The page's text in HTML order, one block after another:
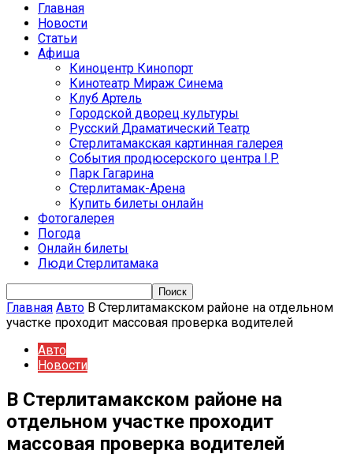
Главная
Новости
Статьи
Афиша
Киноцентр Кинопорт
Кинотеатр Мираж Синема
Клуб Артель
Городской дворец культуры
Русский Драматический Театр
Стерлитамакская картинная галерея
События продюсерского центра I.P.
Парк Гагарина
Стерлитамак-Арена
Купить билеты онлайн
Фотогалерея
Погода
Онлайн билеты
Люди Стерлитамака
Главная Авто В Стерлитамакском районе на отдельном
участке проходит массовая проверка водителей
Авто
Новости
В Стерлитамакском районе на
отдельном участке проходит
массовая проверка водителей